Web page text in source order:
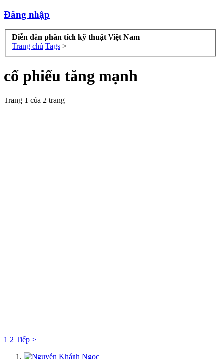
Đăng nhập
Diễn đàn phân tích kỹ thuật Việt Nam
Trang chủ Tags >
cổ phiếu tăng mạnh
Trang 1 của 2 trang
1 2 Tiếp >